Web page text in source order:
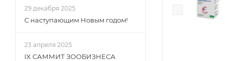
29 декабря 2025
С наступающим Новым годом!
23 апреля 2025
IX САММИТ ЗООБИЗНЕСА